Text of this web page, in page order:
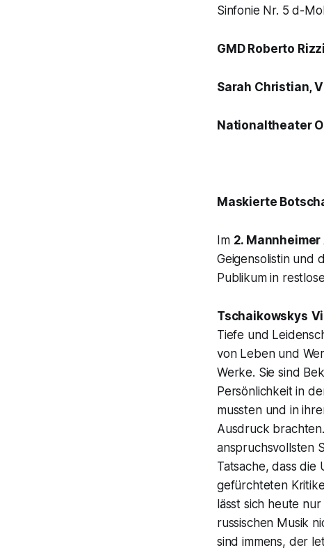
Sinfonie Nr. 5 d-
GMD Roberto
Sarah Christian,
Nationaltheater
Maskierte
Im 2.
Geigensolistin und
Publikum in
Tschaikowskys
Tiefe und
von Leben und
Werke. Sie sind
Persönlichkeit in
mussten und in
Ausdruck
anspruchsvollsten
Tatsache, dass die
gefürchteten
lässt sich heute
russischen Musik
sind immens, der